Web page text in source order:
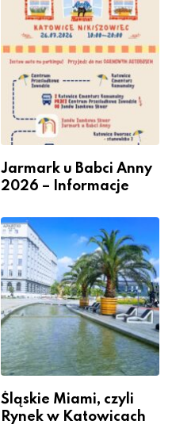
Jarmark u Babci Anny
2026 – Informacje
Śląskie Miami, czyli
Rynek w Katowicach